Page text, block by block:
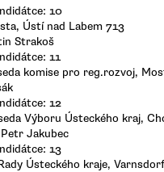
10
Ústí nad Labem 713
Strakoš
11
komise pro reg.rozvoj,
12
Výboru Ústeckého kraj,
Jakubec
13
Ústeckého kraje,